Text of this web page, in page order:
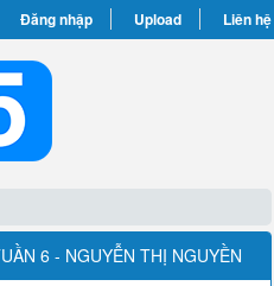
Đăng nhập Upload Liên hệ
6 - NGUYỄN THỊ NGUYỀN